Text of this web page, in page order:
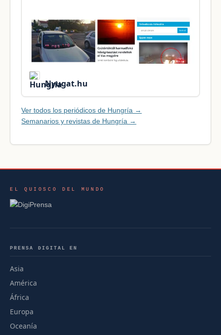
Nyugat.hu
Ver todos los periódicos de Hungría →
Semanarios y revistas de Hungría →
EL QUIOSCO DEL MUNDO
PRENSA DIGITAL EN
Asia
América
África
Europa
Oceanía